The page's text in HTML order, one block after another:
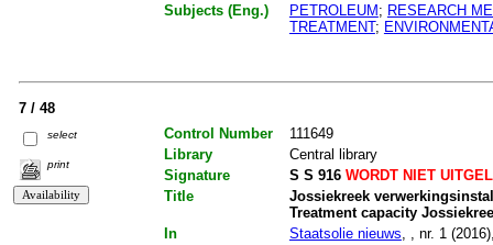
Subjects (Eng.)
PETROLEUM; RESEARCH
TREATMENT;
7 / 48
select
print
Control Number
111649
Library
Central library
Signature
S S 916 WORDT NIET
Title
Jossiekreek
Treatment capacity
In
Staatsolie nieuws, , nr. 1